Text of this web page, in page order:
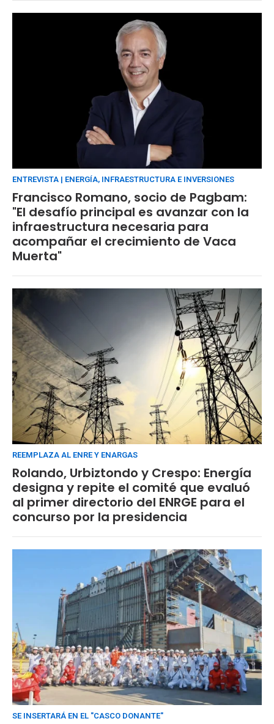
ENTREVISTA | ENERGÍA, INFRAESTRUCTURA E INVERSIONES
Francisco Romano, socio de Pagbam:
"El desafío principal es avanzar con la
infraestructura necesaria para
acompañar el crecimiento de Vaca
Muerta"
REEMPLAZA AL ENRE Y ENARGAS
Rolando, Urbiztondo y Crespo: Energía
designa y repite el comité que evaluó
al primer directorio del ENRGE para el
concurso por la presidencia
SE INSERTARÁ EN EL "CASCO DONANTE"